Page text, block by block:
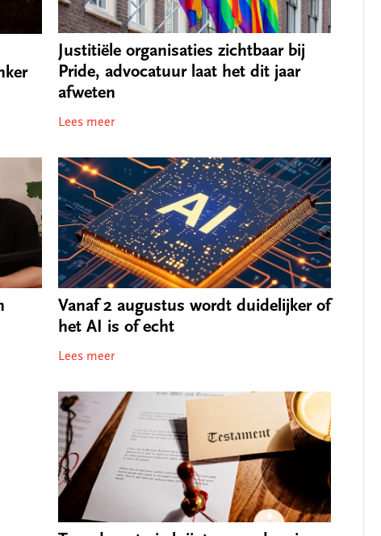
Justitiële organisaties zichtbaar bij
Pride, advocatuur laat het dit jaar
afweten
Lees meer
Vanaf 2 augustus wordt duidelijker of
het AI is of echt
Lees meer